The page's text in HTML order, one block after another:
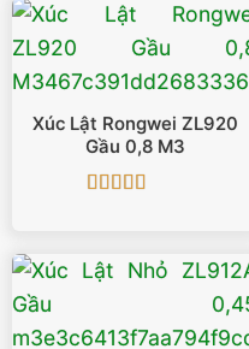
Xúc Lật Rongwei ZL920
Gầu 0,8 M3